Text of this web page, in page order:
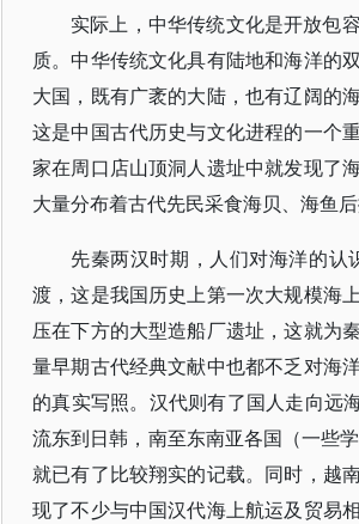
实际上，中华传统文化是开放包
质。中华传统文化具有陆地和海洋的
大国，既有广袤的大陆，也有辽阔的
这是中国古代历史与文化进程的一个
家在周口店山顶洞人遗址中就发现了
大量分布着古代先民采食海贝、海鱼
先秦两汉时期，人们对海洋的
渡，这是我国历史上第一次大规模海
压在下方的大型造船厂遗址，这就为
量早期古代经典文献中也都不乏对海
的真实写照。汉代则有了国人走向远
流东到日韩，南至东南亚各国（一些
就已有了比较翔实的记载。同时，越
现了不少与中国汉代海上航运及贸易